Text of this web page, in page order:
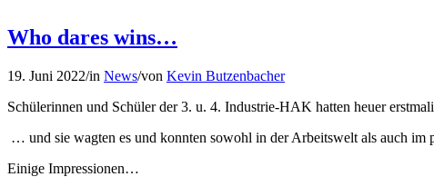
Who dares wins…
19. Juni 2022/in News/von Kevin Butzenbacher
Schülerinnen und Schüler der 3. u. 4. Industrie-HAK hatten heuer
… und sie wagten es und konnten sowohl in der Arbeitswelt als auch
Einige Impressionen…